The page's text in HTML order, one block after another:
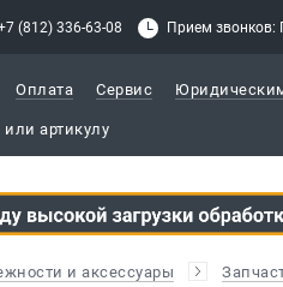
(812) 336-63-08 Прием звонков:
Оплата Сервис
и аксессуары